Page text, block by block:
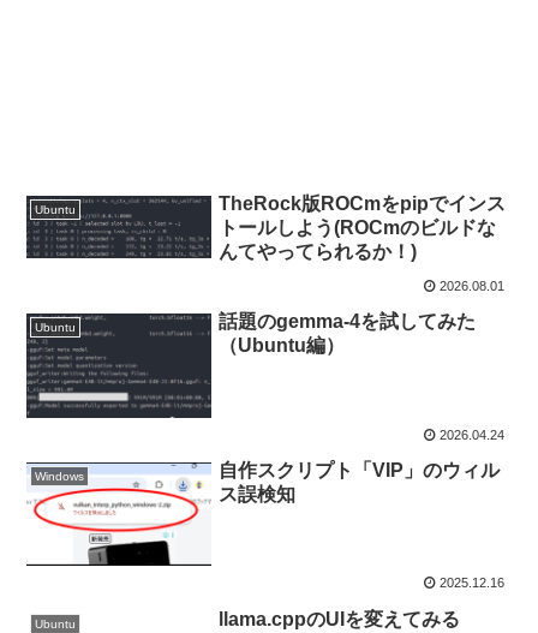
Ubuntu
TheRock版ROCmをpipでインス
トールしよう(ROCmのビルドな
んてやってられるか！)
2026.08.01
Ubuntu
話題のgemma-4を試してみた
（Ubuntu編）
2026.04.24
Windows
自作スクリプト「VIP」のウィル
ス誤検知
2025.12.16
Ubuntu llama.cppのUIを変えてみる